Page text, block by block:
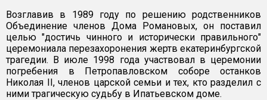
Возглавив в 1989 году по решению родственников
Объединение членов Дома Романовых, он поставил
целью "достичь чинного и исторически правильного"
церемониала перезахоронения жертв екатеринбургской
трагедии. В июле 1998 года участвовал в церемонии
погребения в Петропавловском соборе останков
Николая II, членов царской семьи и тех, кто разделил с
ними трагическую судьбу в Ипатьевском доме.